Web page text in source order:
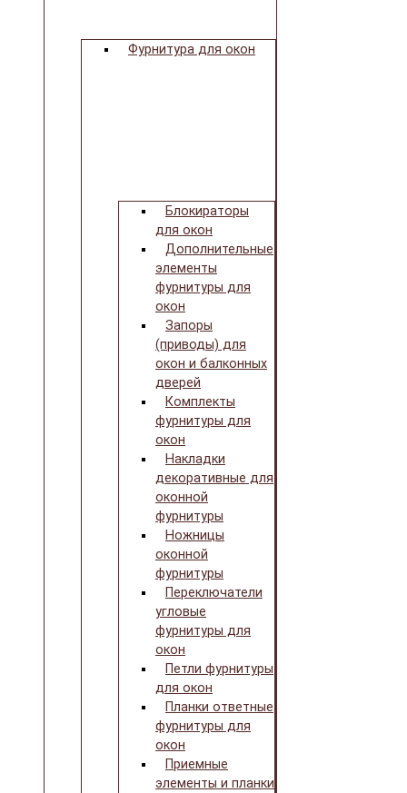
Фурнитура для окон
Блокираторы
для окон
Дополнительные
элементы
фурнитуры для
окон
Запоры
(приводы) для
окон и балконных
дверей
Комплекты
фурнитуры для
окон
Накладки
декоративные для
оконной
фурнитуры
Ножницы
оконной
фурнитуры
Переключатели
угловые
фурнитуры для
окон
Петли фурнитуры
для окон
Планки ответные
фурнитуры для
окон
Приемные
элементы и планки